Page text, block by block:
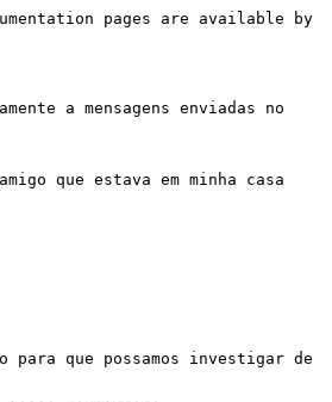
pages are available by
a mensagens enviadas no
que estava em minha casa
que possamos investigar de